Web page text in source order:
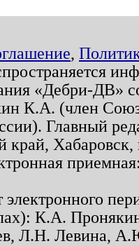
,
«Дебри-ДВ»
К.А. (член
Главный
край,
К.А.
Л.Н. Левина,